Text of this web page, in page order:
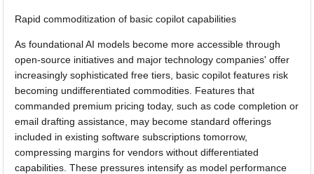
Rapid commoditization of basic copilot capabilities
As foundational AI models become more accessible through
open-source initiatives and major technology companies' offer
increasingly sophisticated free tiers, basic copilot features risk
becoming undifferentiated commodities. Features that
commanded premium pricing today, such as code completion or
email drafting assistance, may become standard offerings
included in existing software subscriptions tomorrow,
compressing margins for vendors without differentiated
capabilities. These pressures intensify as model performance